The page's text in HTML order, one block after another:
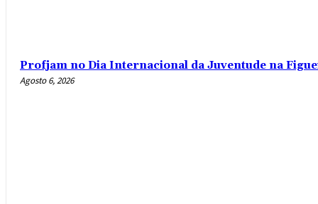
Profjam no Dia Internacional da Juventude na
Agosto 6, 2026